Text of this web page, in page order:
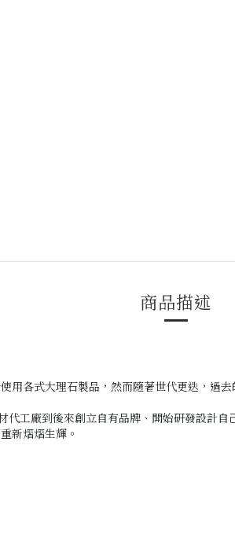
商品描述
用各式大理石製品，然而隨著世代更迭，過
代工廠到後來創立自有品牌、開始研發設計自
新熠熠生輝。